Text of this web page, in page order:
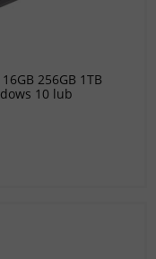
256GB 1TB
10 lub